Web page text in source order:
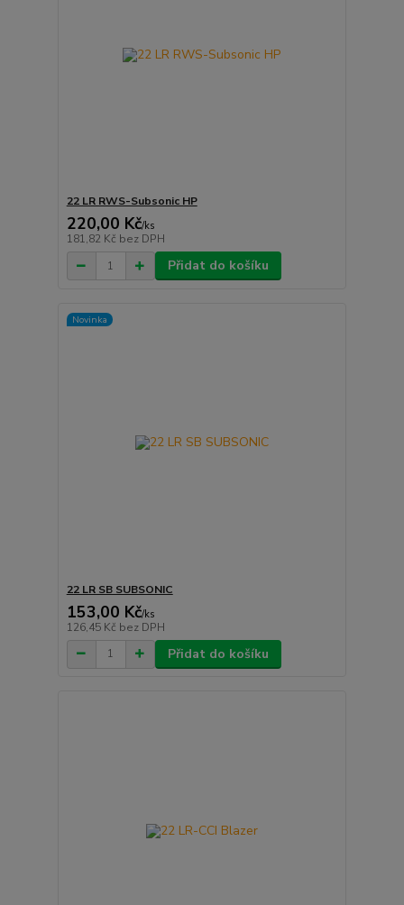
22 LR RWS-Subsonic HP
220,00 Kč/ks
181,82 Kč bez DPH
Přidat do košíku
Novinka
22 LR SB SUBSONIC
153,00 Kč/ks
126,45 Kč bez DPH
Přidat do košíku